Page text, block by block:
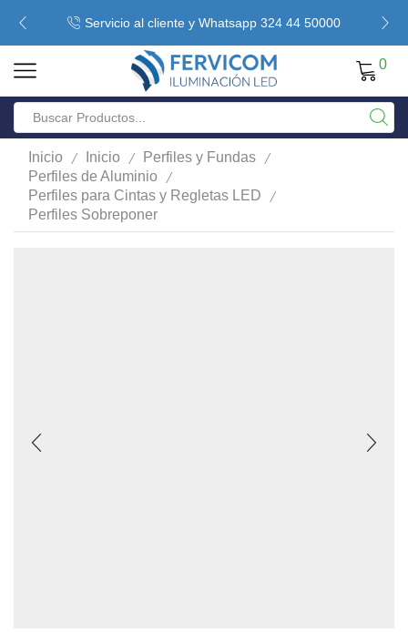
Servicio al cliente y Whatsapp 324 44 50000
0
Inicio / Inicio / Perfiles y Fundas /
Perfiles de Aluminio /
Perfiles para Cintas y Regletas LED /
Perfiles Sobreponer